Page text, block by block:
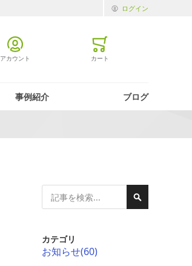
ログイン
アカウント
カート
事例紹介 ブログ
検
検
カテゴリ
お知らせ(60)